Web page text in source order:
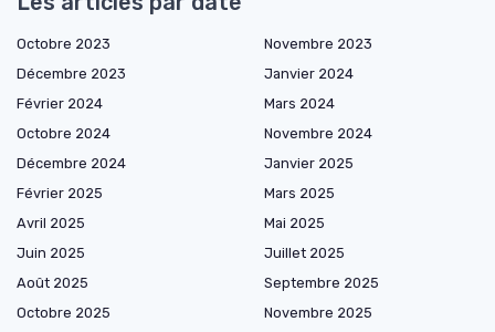
Octobre 2023
Novembre 2023
Décembre 2023
Janvier 2024
Février 2024
Mars 2024
Octobre 2024
Novembre 2024
Décembre 2024
Janvier 2025
Février 2025
Mars 2025
Avril 2025
Mai 2025
Juin 2025
Juillet 2025
Août 2025
Septembre 2025
Octobre 2025
Novembre 2025